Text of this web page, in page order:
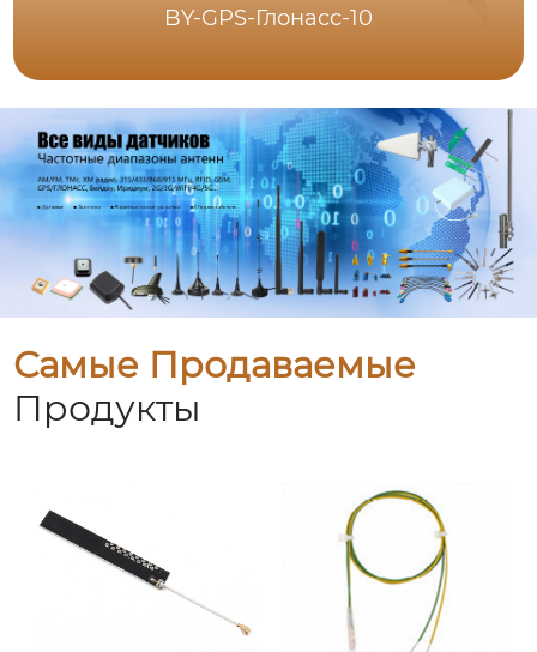
BY-GPS-Глонасс-10
Самые Продаваемые
Продукты